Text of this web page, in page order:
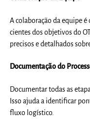
A colaboração da equipe
cientes dos objetivos do
precisos e detalhados
Documentação do
Documentar todas as
Isso ajuda a identificar
fluxo logístico.